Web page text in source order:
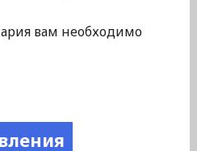
вам необходимо